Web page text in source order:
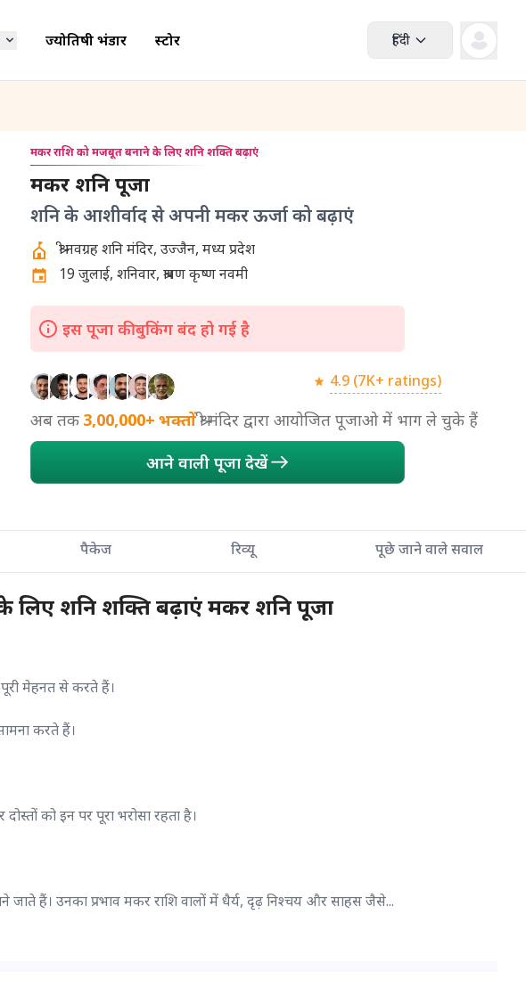
ज्योतिषी भंडार स्टोर हिंदी
मकर राशि को मजबूत बनाने के लिए शनि शक्ति बढ़ाएं
मकर शनि पूजा
शनि के आशीर्वाद से अपनी मकर ऊर्जा को बढ़ाएं
श्री नवग्रह शनि मंदिर, उज्जैन, मध्य प्रदेश
19 जुलाई, शनिवार, श्रावण कृष्ण नवमी
इस पूजा की बुकिंग बंद हो गई है
4.9 (7K+ ratings)
अब तक 3,00,000+ भक्तोंश्री मंदिर द्वारा आयोजित पूजाओ में भाग ले चुके हैं
आने वाली पूजा देखें
पैकेज रिव्यू पूछे जाने वाले सवाल
लिए शनि शक्ति बढ़ाएं मकर शनि पूजा
मेहनत से करते हैं।
करते हैं।
को इन पर पूरा भरोसा रहता है।
हैं। उनका प्रभाव मकर राशि वालों में धैर्य, दृढ़ निश्चय और साहस जैसे...